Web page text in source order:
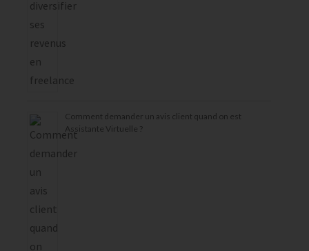
Comment demander un avis client quand on est
Assistante Virtuelle ?